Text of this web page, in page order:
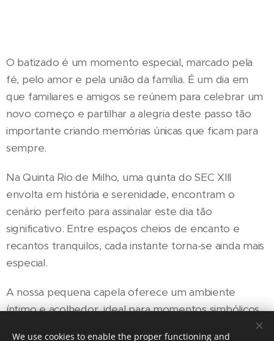
O batizado é um momento especial, marcado pela
fé, pelo amor e pela união da família. É um dia em
que familiares e amigos se reúnem para celebrar um
novo começo e partilhar a alegria deste passo tão
importante criando memórias únicas que ficam para
sempre.
Na Quinta Rio de Milho, uma quinta do SEC XIII
envolta em história e serenidade, encontram o
cenário perfeito para assinalar este dia tão
significativo. Entre espaços cheios de encanto e
recantos tranquilos, cada instante torna-se ainda mais
especial.
A nossa pequena capela oferece um ambiente
íntimo e acolhedor, ideal para momentos simbólicos
We use cookies to enable the proper functioning and